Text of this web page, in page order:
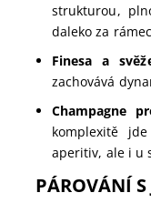
strukturou,
daleko za
Finesa a
zachovává
Champagne
komplexitě
aperitiv, ale i u
PÁROVÁNÍ S